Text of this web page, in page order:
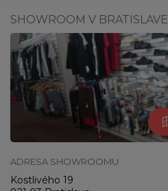
SHOWROOM V BRATISLAVE
ADRESA SHOWROOMU
Kostlivého 19